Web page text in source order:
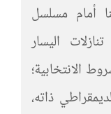
أمام مسلسل
اليسار
الانتخابية؛
ذاته،